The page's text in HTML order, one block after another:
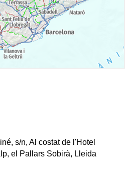
s/n, Al costat de l'Hotel
el Pallars Sobirà, Lleida